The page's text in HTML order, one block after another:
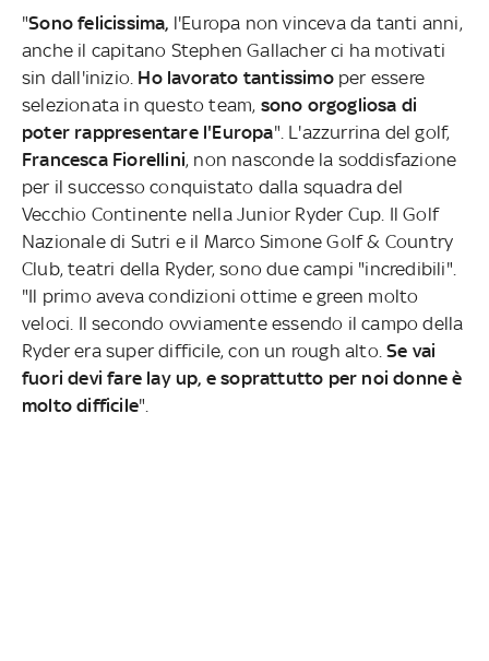
"Sono felicissima, l'Europa non vinceva da tanti anni,
anche il capitano Stephen Gallacher ci ha motivati
sin dall'inizio. Ho lavorato tantissimo per essere
selezionata in questo team, sono orgogliosa di
poter rappresentare l'Europa". L'azzurrina del golf,
Francesca Fiorellini, non nasconde la soddisfazione
per il successo conquistato dalla squadra del
Vecchio Continente nella Junior Ryder Cup. Il Golf
Nazionale di Sutri e il Marco Simone Golf & Country
Club, teatri della Ryder, sono due campi "incredibili".
"Il primo aveva condizioni ottime e green molto
veloci. Il secondo ovviamente essendo il campo della
Ryder era super difficile, con un rough alto.Se vai
fuori devi fare lay up, e soprattutto per noi donne è
molto difficile".